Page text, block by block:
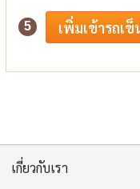
5
เกี่ยวกับเรา